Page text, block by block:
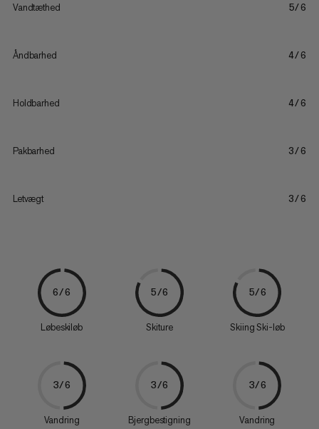
Vandtæthed 5/6
Åndbarhed 4/6
Holdbarhed 4/6
Pakbarhed 3/6
Letvægt 3/6
6/6
Løbeskiløb
5/6
Skiture
5/6
Skiing Ski-løb
3/6
Vandring
3/6
Bjergbestigning
3/6
Vandring